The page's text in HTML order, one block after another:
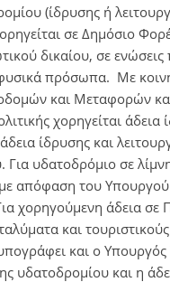
(ίδρυσης ή
σε Δημόσιο
δικαίου, σε
πρόσωπα. Με
και Μεταφορών και
χορηγείται άδεια
ίδρυσης και
υδατοδρόμιο σε
με απόφαση του
χορηγούμενη άδεια σε
και
και ο Υπουργός
υδατοδρομίου και η